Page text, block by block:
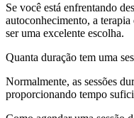
Se você está enfrentando
autoconhecimento, a
ser uma excelente escolha.
Quanta duração tem uma
Normalmente, as sessões
proporcionando tempo